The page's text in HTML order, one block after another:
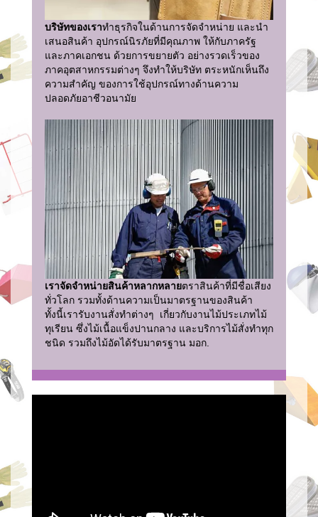
บริษัทของเราทำธุรกิจในด้านการจัดจำหน่าย และนำ
เสนอสินค้า อุปกรณ์นิรภัยที่มีคุณภาพ ให้กับภาครัฐ
และภาคเอกชน ด้วยการขยายตัว อย่างรวดเร็วของ
ภาคอุตสาหกรรมต่างๆ จึงทำให้บริษัท ตระหนักเห็นถึง
ความสำคัญ ของการใช้อุปกรณ์ทางด้านความ
ปลอดภัยอาชีวอนามัย
เราจัดจำหน่ายสินค้าหลากหลายตราสินค้าที่มีชื่อเสียง
ทั่วโลก รวมทั้งด้านความเป็นมาตรฐานของสินค้า
ทั้งนี้เรารับงานสั่งทำต่างๆ เกี่ยวกับงานไม้ประเภทไม้
ทุเรียน ซึ่งไม้เนื้อแข็งปานกลาง และบริการไม้สั่งทำทุก
ชนิด รวมถึงไม้อัดได้รับมาตรฐาน มอก.